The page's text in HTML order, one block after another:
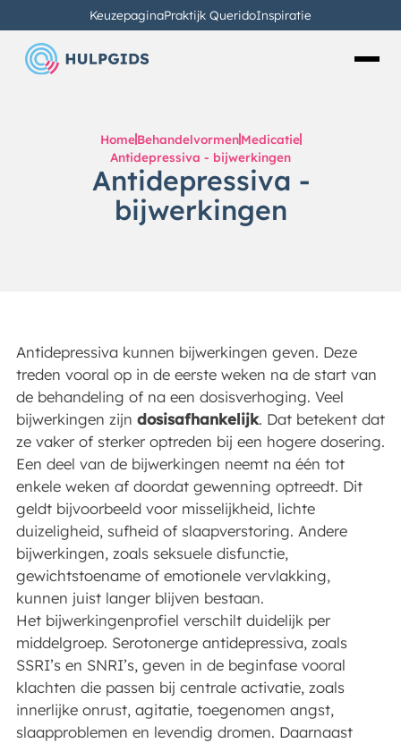
KeuzepaginaPraktijk QueridoInspiratie
Home Behandelvormen Medicatie
Antidepressiva - bijwerkingen
Antidepressiva -
bijwerkingen
Antidepressiva kunnen bijwerkingen geven. Deze
treden vooral op in de eerste weken na de start van
de behandeling of na een dosisverhoging. Veel
bijwerkingen zijn dosisafhankelijk. Dat betekent dat
ze vaker of sterker optreden bij een hogere dosering.
Een deel van de bijwerkingen neemt na één tot
enkele weken af doordat gewenning optreedt. Dit
geldt bijvoorbeeld voor misselijkheid, lichte
duizeligheid, sufheid of slaapverstoring. Andere
bijwerkingen, zoals seksuele disfunctie,
gewichtstoename of emotionele vervlakking,
kunnen juist langer blijven bestaan.
Het bijwerkingenprofiel verschilt duidelijk per
middelgroep. Serotonerge antidepressiva, zoals
SSRI’s en SNRI’s, geven in de beginfase vooral
klachten die passen bij centrale activatie, zoals
innerlijke onrust, agitatie, toegenomen angst,
slaapproblemen en levendig dromen. Daarnaast